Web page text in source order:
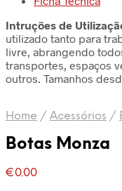
Intruções de
utilizado tanto para
livre, abrangendo
transportes, espaços
outros. Tamanhos
Home / Acessórios /
Botas Monza
€0.00